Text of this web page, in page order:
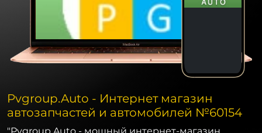
Pvgroup.Auto - Интернет магазин
автозапчастей и автомобилей №60154